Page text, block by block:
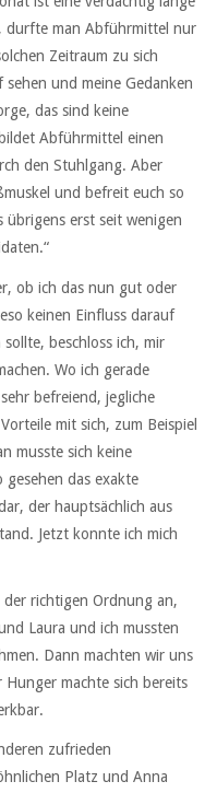
durfte man Abführmittel nur
Zeitraum zu sich
und meine Gedanken
das sind keine
Abführmittel einen
den Stuhlgang. Aber
und befreit euch so
übrigens erst seit wenigen
ob ich das nun gut oder
keinen Einfluss darauf
beschloss ich, mir
Wo ich gerade
befreiend, jegliche
mit sich, zum Beispiel
musste sich keine
gesehen das exakte
der hauptsächlich aus
Jetzt konnte ich mich
der richtigen Ordnung an,
Laura und ich mussten
Dann machten wir uns
machte sich bereits
zufrieden
Platz und Anna